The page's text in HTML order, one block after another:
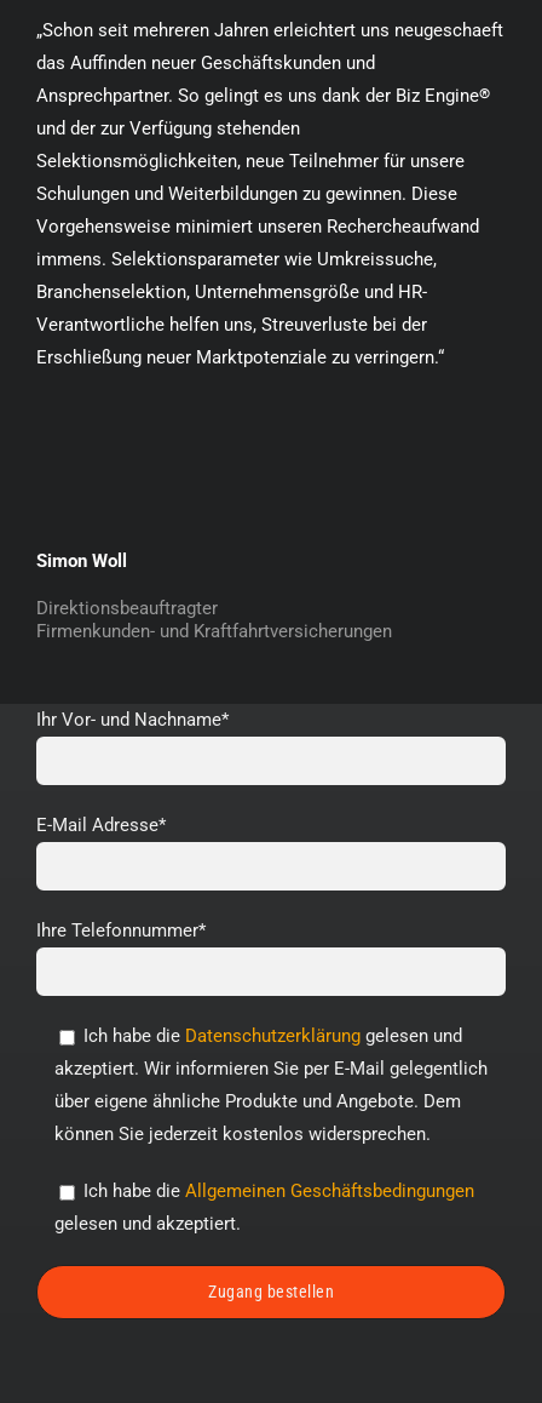
„Schon seit mehreren Jahren erleichtert uns neugeschaeft
das Auffinden neuer Geschäftskunden und
Ansprechpartner. So gelingt es uns dank der Biz Engine®
und der zur Verfügung stehenden
Selektionsmöglichkeiten, neue Teilnehmer für unsere
Schulungen und Weiterbildungen zu gewinnen. Diese
Vorgehensweise minimiert unseren Rechercheaufwand
immens. Selektionsparameter wie Umkreissuche,
Branchenselektion, Unternehmensgröße und HR-
Verantwortliche helfen uns, Streuverluste bei der
Erschließung neuer Marktpotenziale zu verringern.“
Simon Woll
Direktionsbeauftragter
Firmenkunden- und Kraftfahrtversicherungen
Ihr Vor- und Nachname*
E-Mail Adresse*
Ihre Telefonnummer*
Ich habe die Datenschutzerklärunggelesen und
akzeptiert. Wir informieren Sie per E-Mail gelegentlich
über eigene ähnliche Produkte und Angebote. Dem
können Sie jederzeit kostenlos widersprechen.
Ich habe die Allgemeinen Geschäftsbedingungen
gelesen und akzeptiert.